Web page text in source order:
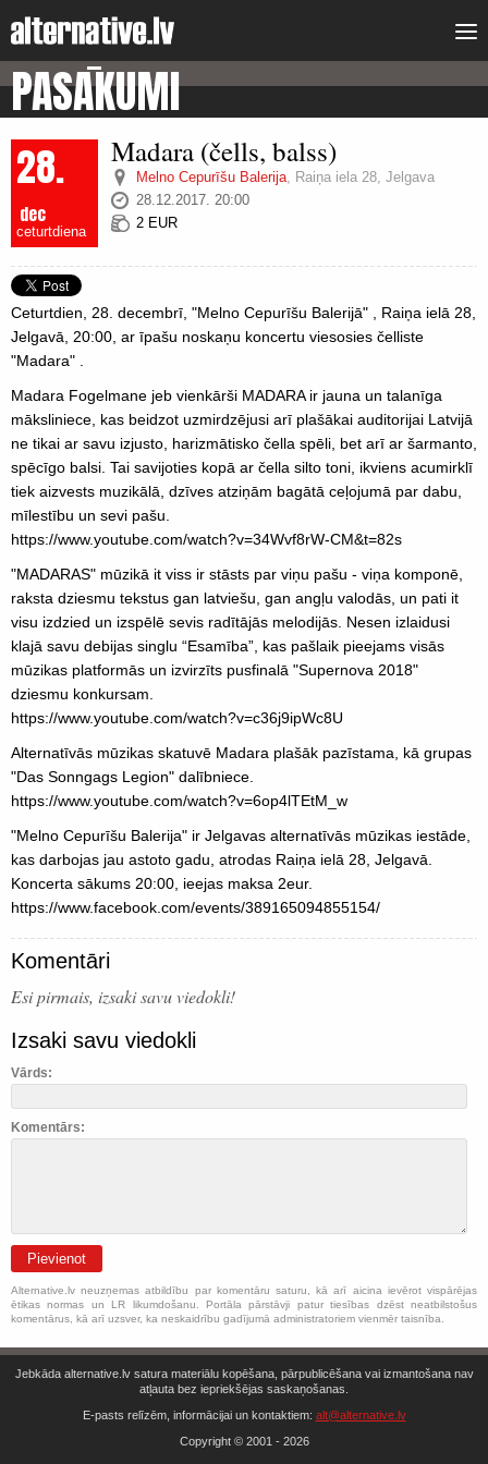
PASĀKUMI
28.
dec
ceturtdiena
Madara (čells, balss)
Melno Cepurīšu Balerija, Raiņa iela 28, Jelgava
28.12.2017. 20:00
2 EUR
Ceturtdien, 28. decembrī, "Melno Cepurīšu Balerijā" , Raiņa ielā 28,
Jelgavā, 20:00, ar īpašu noskaņu koncertu viesosies čelliste
"Madara" .
Madara Fogelmane jeb vienkārši MADARA ir jauna un talanīga
māksliniece, kas beidzot uzmirdzējusi arī plašākai auditorijai Latvijā
ne tikai ar savu izjusto, harizmātisko čella spēli, bet arī ar šarmanto,
spēcīgo balsi. Tai savijoties kopā ar čella silto toni, ikviens acumirklī
tiek aizvests muzikālā, dzīves atziņām bagātā ceļojumā par dabu,
mīlestību un sevi pašu.
https://www.youtube.com/watch?v=34Wvf8rW-CM&t=82s
"MADARAS" mūzikā it viss ir stāsts par viņu pašu - viņa komponē,
raksta dziesmu tekstus gan latviešu, gan angļu valodās, un pati it
visu izdzied un izspēlē sevis radītājās melodijās. Nesen izlaidusi
klajā savu debijas singlu “Esamība”, kas pašlaik pieejams visās
mūzikas platformās un izvirzīts pusfinalā "Supernova 2018"
dziesmu konkursam.
https://www.youtube.com/watch?v=c36j9ipWc8U
Alternatīvās mūzikas skatuvē Madara plašāk pazīstama, kā grupas
"Das Sonngags Legion" dalībniece.
https://www.youtube.com/watch?v=6op4lTEtM_w
"Melno Cepurīšu Balerija" ir Jelgavas alternatīvās mūzikas iestāde,
kas darbojas jau astoto gadu, atrodas Raiņa ielā 28, Jelgavā.
Koncerta sākums 20:00, ieejas maksa 2eur.
https://www.facebook.com/events/389165094855154/
Komentāri
Esi pirmais, izsaki savu viedokli!
Izsaki savu viedokli
Vārds:
Komentārs:
Pievienot
Alternative.lv neuzņemas atbildību par komentāru saturu, kā arī aicina ievērot vispārējas
ētikas normas un LR likumdošanu. Portāla pārstāvji patur tiesības dzēst neatbilstošus
komentārus, kā arī uzsver, ka neskaidrību gadījumā administratoriem vienmēr taisnība.
Jebkāda alternative.lv satura materiālu kopēšana, pārpublicēšana vai izmantošana nav
atļauta bez iepriekšējas saskaņošanas.
E-pasts relīzēm, informācijai un kontaktiem: alt@alternative.lv
Copyright © 2001 - 2026